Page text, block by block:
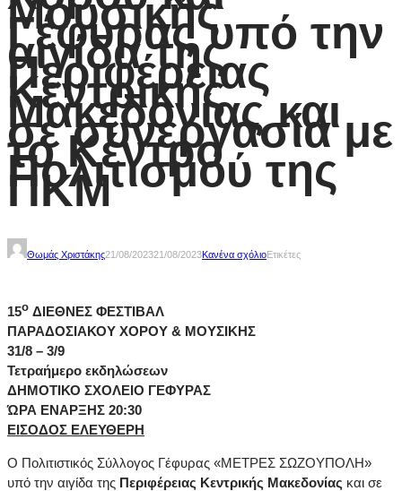
Μουσικής
Γέφυρας υπό την
αιγίδα της
Περιφέρειας
Κεντρικής
Μακεδονίας και
σε συνεργασία με
το Κέντρο
Πολιτισμού της
ΠΚΜ
Θωμάς Χριστάκης21/08/202321/08/2023Κανένα σχόλιοΕτικέτες
15ο ΔΙΕΘΝΕΣ ΦΕΣΤΙΒΑΛ
ΠΑΡΑΔΟΣΙΑΚΟΥ ΧΟΡΟΥ & ΜΟΥΣΙΚΗΣ
31/8 – 3/9
Τετραήμερο εκδηλώσεων
ΔΗΜΟΤΙΚΟ ΣΧΟΛΕΙΟ ΓΕΦΥΡΑΣ
ΏΡΑ ΕΝΑΡΞΗΣ 20:30
ΕΙΣΟΔΟΣ ΕΛΕΥΘΕΡΗ
Ο Πολιτιστικός Σύλλογος Γέφυρας «ΜΕΤΡΕΣ ΣΩΖΟΥΠΟΛΗ»
υπό την αιγίδα της Περιφέρειας Κεντρικής Μακεδονίας και σε